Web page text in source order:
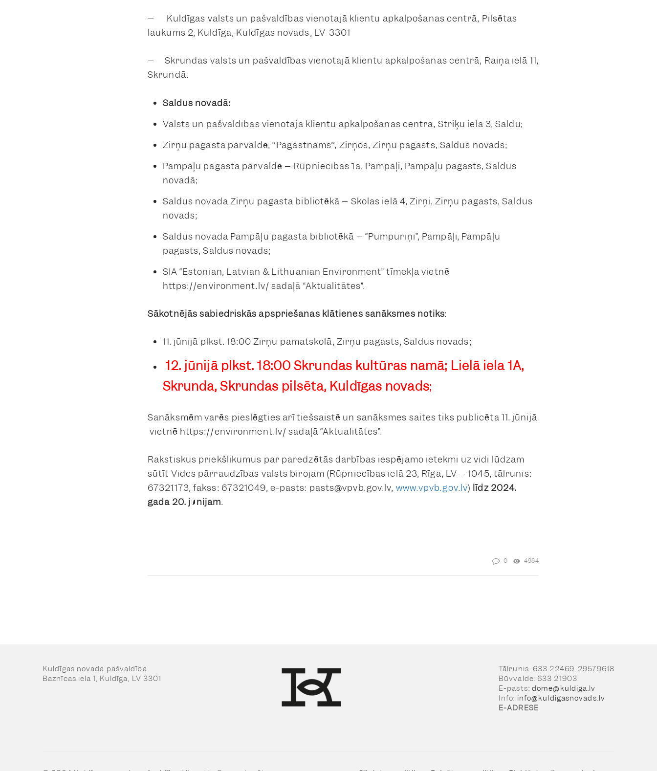
– Kuldīgas valsts un pašvaldības vienotajā klientu apkalpošanas centrā, Pilsētas
laukums 2, Kuldīga, Kuldīgas novads, LV-3301
– Skrundas valsts un pašvaldības vienotajā klientu apkalpošanas centrā, Raiņa ielā 11,
Skrundā.
Saldus novadā:
Valsts un pašvaldības vienotajā klientu apkalpošanas centrā, Striķu ielā 3, Saldū;
Zirņu pagasta pārvaldē, ‘’Pagastnams’’, Zirņos, Zirņu pagasts, Saldus novads;
Pampāļu pagasta pārvaldē – Rūpniecības 1a, Pampāļi, Pampāļu pagasts, Saldus
novadā;
Saldus novada Zirņu pagasta bibliotēkā – Skolas ielā 4, Zirņi, Zirņu pagasts, Saldus
novads;
Saldus novada Pampāļu pagasta bibliotēkā – “Pumpuriņi”, Pampāļi, Pampāļu
pagasts, Saldus novads;
SIA “Estonian, Latvian & Lithuanian Environment” tīmekļa vietnē
https://environment.lv/ sadaļā “Aktualitātes”.
Sākotnējās sabiedriskās apspriešanas klātienes sanāksmes notiks:
11. jūnijā plkst. 18:00 Zirņu pamatskolā, Zirņu pagasts, Saldus novads;
12. jūnijā plkst. 18:00Skrundas kultūras namā; Lielā iela 1A,
Skrunda, Skrundas pilsēta, Kuldīgas novads;
Sanāksmēm varēs pieslēgties arī tiešsaistē un sanāksmes saites tiks publicēta 11. jūnijā
vietnē https://environment.lv/ sadaļā “Aktualitātes”.
Rakstiskus priekšlikumus par paredzētās darbības iespējamo ietekmi uz vidi lūdzam
sūtīt Vides pārraudzības valsts birojam (Rūpniecības ielā 23, Rīga, LV – 1045, tālrunis:
67321173, fakss: 67321049, e-pasts: pasts@vpvb.gov.lv, www.vpvb.gov.lv) līdz 2024.
gada 20. jūnijam.
0 4984
Kuldīgas novada pašvaldība
Baznīcas iela 1, Kuldīga, LV 3301
Tālrunis: 633 22469, 29579618
Būvvalde: 633 21903
E-pasts: dome@kuldiga.lv
Info: info@kuldigasnovads.lv
E-ADRESE